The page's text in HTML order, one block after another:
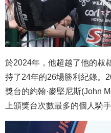
於2024年，他超越了他的叔
持了24年的26場勝利紀錄。
獎台的約翰·麥堅尼斯(John
上頒獎台次數最多的個人騎手